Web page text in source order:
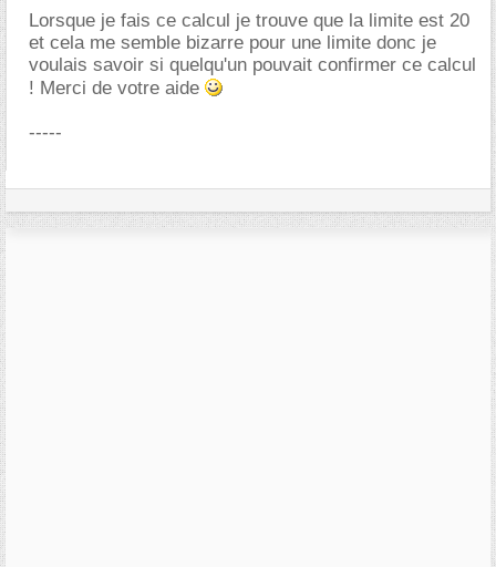
Lorsque je fais ce calcul je trouve que la limite est 20
et cela me semble bizarre pour une limite donc je
voulais savoir si quelqu'un pouvait confirmer ce calcul
! Merci de votre aide
-----